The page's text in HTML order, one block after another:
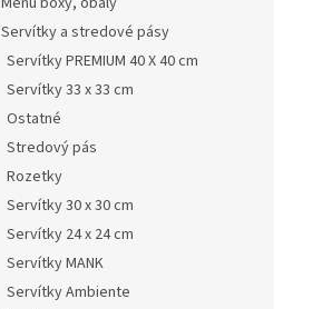
Servítky a stredové pásy
Servítky PREMIUM 40 X 40 cm
Servítky 33 x 33 cm
Ostatné
Stredový pás
Rozetky
Servítky 30 x 30 cm
Servítky 24 x 24 cm
Servítky MANK
Servítky Ambiente